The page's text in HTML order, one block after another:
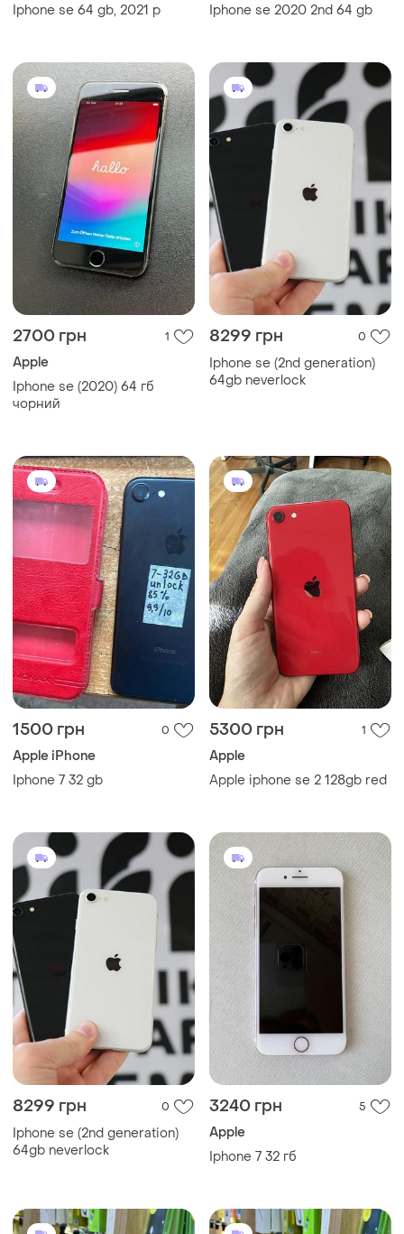
Iphone se 64 gb, 2021 р
Iphone se 2020 2nd 64 gb
2700 грн 1
Apple
Iphone se (2020) 64 гб
чорний
8299 грн 0
Iphone se (2nd generation)
64gb neverlock
1500 грн 0
Apple iPhone
Iphone 7 32 gb
5300 грн 1
Apple
Apple iphone se 2 128gb red
8299 грн 0
Iphone se (2nd generation)
64gb neverlock
3240 грн 5
Apple
Iphone 7 32 гб